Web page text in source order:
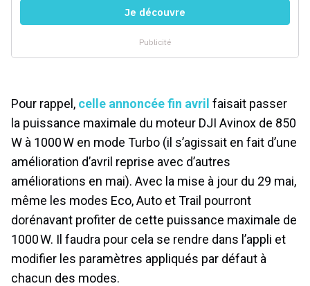
Pour rappel, celle annoncée fin avril faisait passer
la puissance maximale du moteur DJI Avinox de 850
W à 1000 W en mode Turbo (il s’agissait en fait d’une
amélioration d’avril reprise avec d’autres
améliorations en mai). Avec la mise à jour du 29 mai,
même les modes Eco, Auto et Trail pourront
dorénavant profiter de cette puissance maximale de
1000 W. Il faudra pour cela se rendre dans l’appli et
modifier les paramètres appliqués par défaut à
chacun des modes.